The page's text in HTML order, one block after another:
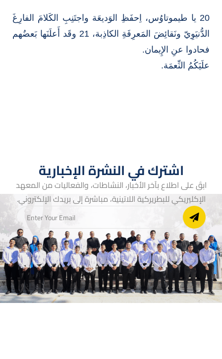
20 يا طيموتاوُس، اِحفَظِ الوَديعَة واجتَنِبِ الكَلامَ الفارِغَ
الدُّنيَوِيّ ونَقائِضَ المَعرِفَةِ الكاذِبة، 21 وقَد أَعلَنَها بَعضُهم
فحادوا عنِ الإِيمان.
علَيَكُمُ النِّعمَة.
اشترك في النشرة الإخبارية
ابقَ على اطلاع بآخر الأخبار، النشاطات، والفعاليات من المعهد
الإكليريكي للبطريركية اللاتينية، مباشرة إلى بريدك الإلكتروني.